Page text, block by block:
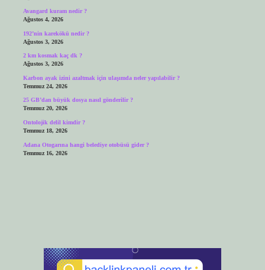
Avangard kuram nedir ?
Ağustos 4, 2026
192’nin karekökü nedir ?
Ağustos 3, 2026
2 km kosmak kaç dk ?
Ağustos 3, 2026
Karbon ayak izini azaltmak için ulaşımda neler yapılabilir ?
Temmuz 24, 2026
25 GB’dan büyük dosya nasıl gönderilir ?
Temmuz 20, 2026
Ontolojik delil kimdir ?
Temmuz 18, 2026
Adana Otogarına hangi belediye otobüsü gider ?
Temmuz 16, 2026